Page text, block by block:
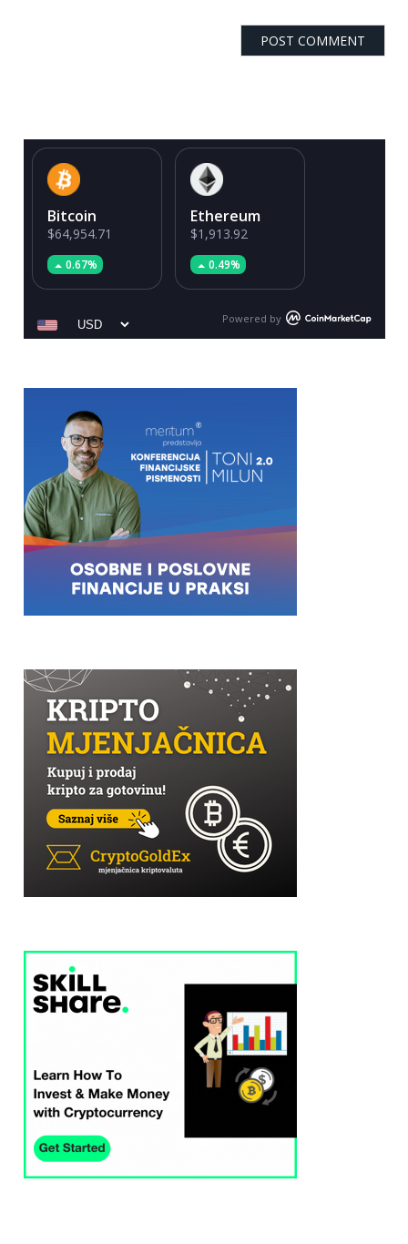
Bitcoin
$64,954.71
0.67%
Ethereum
$1,913.92
0.49%
Powered by